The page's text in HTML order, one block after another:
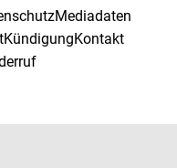
Mediadaten
KündigungKontakt